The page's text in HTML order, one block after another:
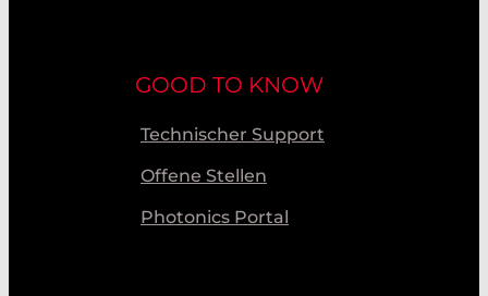
GOOD TO KNOW
Technischer Support
Offene Stellen
Photonics Portal